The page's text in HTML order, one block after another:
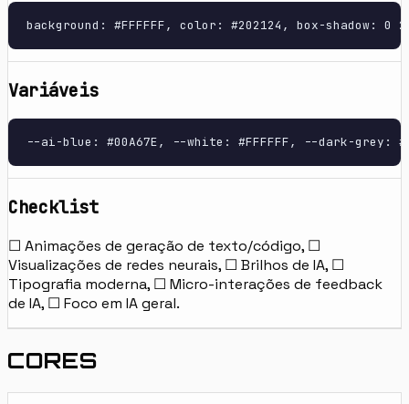
background: #FFFFFF, color: #202124, box-
Variáveis
--ai-blue: #00A67E, --white: #FFFFFF, --dark-
Checklist
☐ Animações de geração de texto/código, ☐
Visualizações de redes neurais, ☐ Brilhos de IA, ☐
Tipografia moderna, ☐ Micro-interações de feedback
de IA, ☐ Foco em IA geral.
CORES